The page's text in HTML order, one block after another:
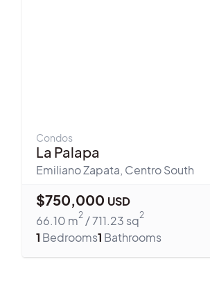
Condos
La Palapa
Emiliano Zapata, Centro South
$750,000 USD
66.10 m2 /711.23 sq2
1 Bedrooms1 Bathrooms